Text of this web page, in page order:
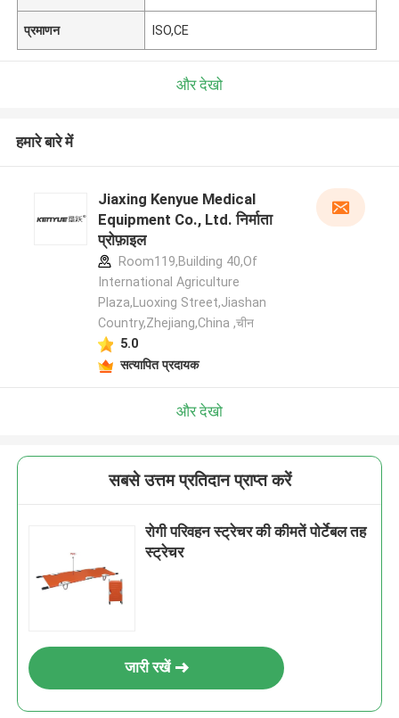
प्रमाणन ISO,CE
और देखो
हमारे बारे में
Jiaxing Kenyue Medical
Equipment Co., Ltd. निर्माता
प्रोफ़ाइल
Room119,Building 40,Of
International Agriculture
Plaza,Luoxing Street,Jiashan
Country,Zhejiang,China ,चीन
5.0
सत्यापित प्रदायक
और देखो
सबसे उत्तम प्रतिदान प्राप्त करें
रोगी परिवहन स्ट्रेचर की कीमतें पोर्टेबल तह
स्ट्रेचर
जारी रखें